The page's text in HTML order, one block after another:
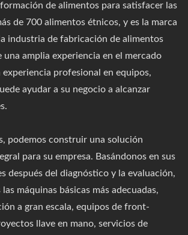
de alimentos para satisfacer las
de 700 alimentos étnicos, y es la marca
industria de fabricación de alimentos
una amplia experiencia en el mercado
profesional en equipos,
ayudar a su negocio a alcanzar
podemos construir una solución
para su empresa. Basándonos en sus
después del diagnóstico y la evaluación,
máquinas básicas más adecuadas,
a gran escala, equipos de front-
llave en mano, servicios de